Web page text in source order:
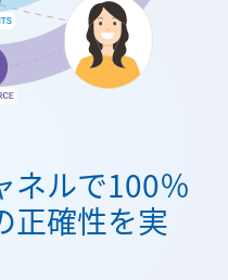
ネルで100％
正確性を実